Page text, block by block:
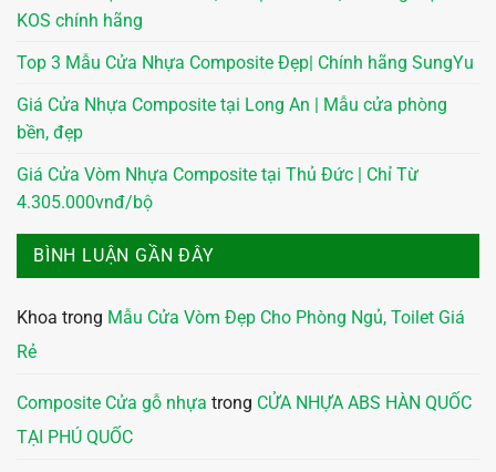
KOS chính hãng
Top 3 Mẫu Cửa Nhựa Composite Đẹp| Chính hãng SungYu
Giá Cửa Nhựa Composite tại Long An | Mẫu cửa phòng
bền, đẹp
Giá Cửa Vòm Nhựa Composite tại Thủ Đức | Chỉ Từ
4.305.000vnđ/bộ
BÌNH LUẬN GẦN ĐÂY
Khoa trong Mẫu Cửa Vòm Đẹp Cho Phòng Ngủ, Toilet Giá
Rẻ
Composite Cửa gỗ nhựa trong CỬA NHỰA ABS HÀN QUỐC
TẠI PHÚ QUỐC